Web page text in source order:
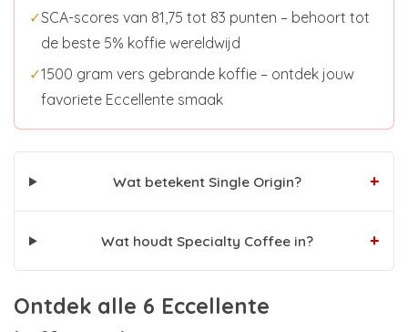
✓SCA-scores van 81,75 tot 83 punten – behoort tot
de beste 5% koffie wereldwijd
✓1500 gram vers gebrande koffie – ontdek jouw
favoriete Eccellente smaak
Wat betekent Single Origin? +
Wat houdt Specialty Coffee in? +
Ontdek alle 6 Eccellente